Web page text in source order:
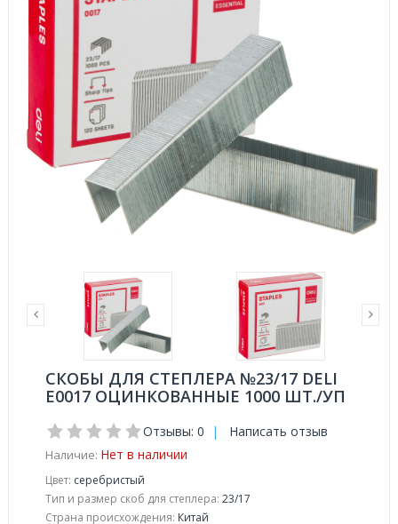
СКОБЫ ДЛЯ СТЕПЛЕРА №23/17 DELI
Е0017 ОЦИНКОВАННЫЕ 1000 ШТ./УП
Отзывы: 0 | Написать отзыв
Наличие: Нет в наличии
Цвет: серебристый
Тип и размер скоб для степлера: 23/17
Страна происхождения: Китай